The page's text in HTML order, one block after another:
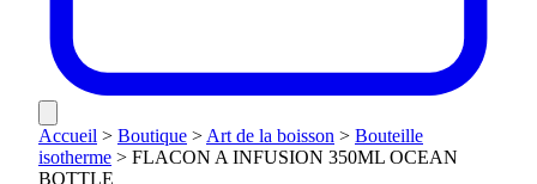
Accueil > Boutique >Art de la boisson > Bouteille
isotherme > FLACON A INFUSION 350ML OCEAN
BOTTLE